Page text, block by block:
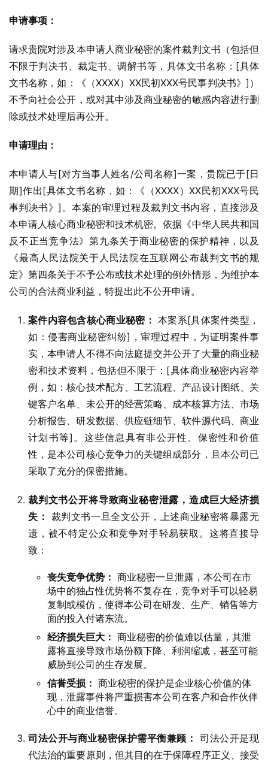
申请事项：
请求贵院对涉及本申请人商业秘密的案件裁判文书（包括但
不限于判决书、裁定书、调解书等，具体文书名称：[具体
文书名称，如：《（XXXX）XX民初XXX号民事判决书》]）
不予向社会公开，或对其中涉及商业秘密的敏感内容进行删
除或技术处理后再公开。
申请理由：
本申请人与[对方当事人姓名/公司名称]一案，贵院已于[日
期]作出[具体文书名称，如：《（XXXX）XX民初XXX号民
事判决书》]。本案的审理过程及裁判文书内容，直接涉及
本申请人核心商业秘密和技术机密。依据《中华人民共和国
反不正当竞争法》第九条关于商业秘密的保护精神，以及
《最高人民法院关于人民法院在互联网公布裁判文书的规
定》第四条关于不予公布或技术处理的例外情形，为维护本
公司的合法商业利益，特提出此不公开申请。
案件内容包含核心商业秘密： 本案系[具体案件类型，
如：侵害商业秘密纠纷]，审理过程中，为证明案件事
实，本申请人不得不向法庭提交并公开了大量的商业秘
密和技术资料，包括但不限于：[具体商业秘密内容举
例，如：核心技术配方、工艺流程、产品设计图纸、关
键客户名单、未公开的经营策略、成本核算方法、市场
分析报告、研发数据、供应链细节、软件源代码、商业
计划书等]。这些信息具有非公开性、保密性和价值
性，是本公司核心竞争力的关键组成部分，且本公司已
采取了充分的保密措施。
裁判文书公开将导致商业秘密泄露，造成巨大经济损
失： 裁判文书一旦全文公开，上述商业秘密将暴露无
遗，被不特定公众和竞争对手轻易获取。这将直接导
致：
丧失竞争优势： 商业秘密一旦泄露，本公司在市
场中的独占性优势将不复存在，竞争对手可以轻易
复制或模仿，使得本公司在研发、生产、销售等方
面的投入付诸东流。
经济损失巨大： 商业秘密的价值难以估量，其泄
露将直接导致市场份额下降、利润缩减，甚至可能
威胁到公司的生存发展。
信誉受损： 商业秘密的保护是企业核心价值的体
现，泄露事件将严重损害本公司在客户和合作伙伴
心中的商业信誉。
司法公开与商业秘密保护需平衡兼顾： 司法公开是现
代法治的重要原则，但其目的在于保障程序正义、接受